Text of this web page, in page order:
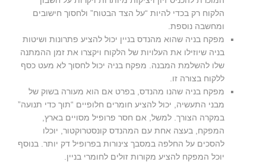
הלקוח רק בכדי להיות “על הצד הבטוח” ולחסוך חישובים
ומחשבה נוספת.
מפקח בניה שהוא מהנדס בניין יכול להציע פתרונות ושיטות
בניה שיוזילו את העלויות של הלקוח ויקצרו את זמן ההמתנה
שלו להשלמת המבנה. מפקח בניה יכול לחסוך לא מעט כסף
ללקוח בצורה זו.
מפקח בניה שהנו מהנדס, בפרט אם הוא מעורה בשוק של
מבני התעשיה, יכול להציע חומרים חלופיים “תוך כדי תנועה”
במקרה הצורך. למשל, אם חסר פרופיל מסויים בארץ,
המפקח, בעצה אחת עם המהנדס קונסטרוקטור, יוכלו
להסכים על החלפה במסבך צינורות בפרופיל דק יותר. בנוסף
יוכל המפקח להציע מקורות זולים לחומרי בניין.